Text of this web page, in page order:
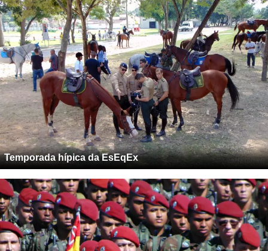
Temporada hípica da EsEqEx